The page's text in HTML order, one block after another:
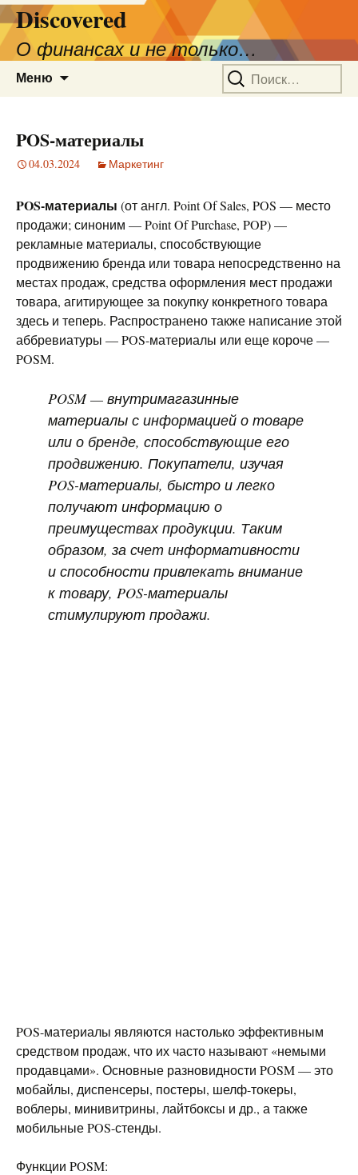
Discovered
О финансах и не только…
Меню Найти:
POS-материалы
04.03.2024 Маркетинг
POS-материалы (от англ. Point Of Sales, POS — место
продажи; синоним — Point Of Purchase, POP) —
рекламные материалы, способствующие
продвижению бренда или товара непосредственно на
местах продаж, средства оформления мест продажи
товара, агитирующее за покупку конкретного товара
здесь и теперь. Распространено также написание этой
аббревиатуры — POS-материалы или еще короче —
POSM.
POSM— внутримагазинные
материалы с информацией о товаре
или о бренде, способствующие его
продвижению. Покупатели, изучая
POS-материалы, быстро и легко
получают информацию о
преимуществах продукции. Таким
образом, за счет информативности
и способности привлекать внимание
к товару, POS-материалы
стимулируют продажи.
POS-материалы являются настолько эффективным
средством продаж, что их часто называют «немыми
продавцами». Основные разновидности POSM — это
мобайлы, диспенсеры, постеры, шелф-токеры,
воблеры, минивитрины, лайтбоксы и др., а также
мобильные POS-стенды.
Функции POSM: